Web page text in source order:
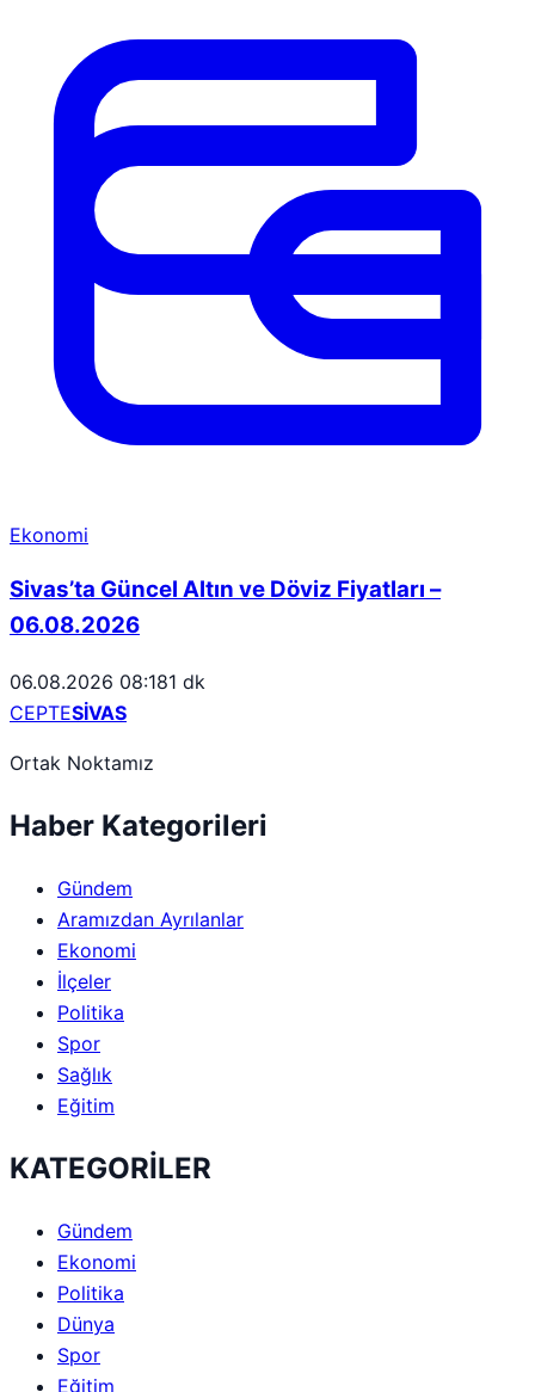
Ekonomi
Sivas’ta Güncel Altın ve Döviz Fiyatları –
06.08.2026
06.08.2026 08:181 dk
CEPTESİVAS
Ortak Noktamız
Haber Kategorileri
Gündem
Aramızdan Ayrılanlar
Ekonomi
İlçeler
Politika
Spor
Sağlık
Eğitim
KATEGORİLER
Gündem
Ekonomi
Politika
Dünya
Spor
Eğitim